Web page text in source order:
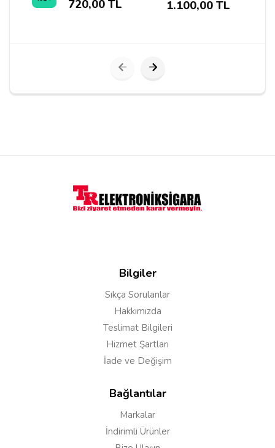
720,00 TL 1.100,00 TL
Bilgiler
Sıkça Sorulanlar
Hakkımızda
Teslimat Bilgileri
Hizmet Şartları
İade ve Değişim
Bağlantılar
Markalar
İndirimli Ürünler